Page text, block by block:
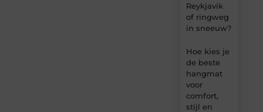
Reykjavik
of ringweg
in sneeuw?
Hoe kies je
de beste
hangmat
voor
comfort,
stijl en